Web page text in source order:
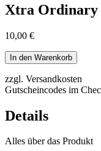
Xtra Ordinary
10,00 €
In den Warenkorb
zzgl. Versandkosten
Gutscheincodes im
Details
Alles über das Produkt